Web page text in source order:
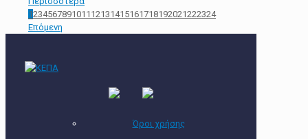
1234567891011 12131415161718192021222324
Επόμενη
Όροι χρήσης